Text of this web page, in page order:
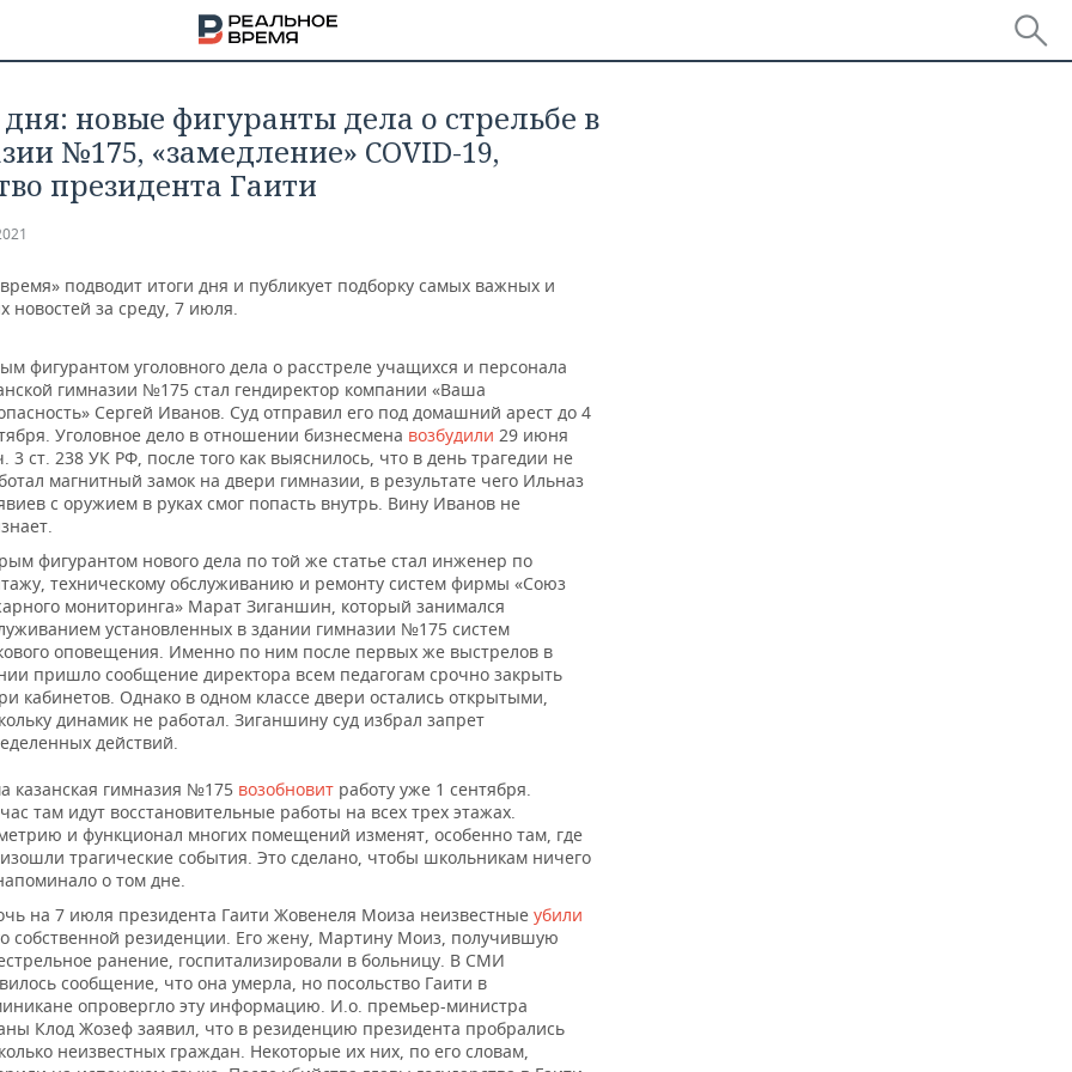
новые фигуранты дела о стрельбе в
№175, «замедление» СOVID-19,
президента Гаити
подводит итоги дня и публикует подборку самых важных и
новостей за среду, 7 июля.
фигурантом уголовного дела о расстреле учащихся и персонала
гимназии №175 стал гендиректор компании «Ваша
Сергей Иванов. Суд отправил его под домашний арест до 4
Уголовное дело в отношении бизнесмена возбудили 29 июня
3 ст. 238 УК РФ, после того как выяснилось, что в день трагедии не
магнитный замок на двери гимназии, в результате чего Ильназ
с оружием в руках смог попасть внутрь. Вину Иванов не
фигурантом нового дела по той же статье стал инженер по
техническому обслуживанию и ремонту систем фирмы «Союз
мониторинга» Марат Зиганшин, который занимался
установленных в здании гимназии №175 систем
оповещения. Именно по ним после первых же выстрелов в
пришло сообщение директора всем педагогам срочно закрыть
кабинетов. Однако в одном классе двери остались открытыми,
динамик не работал. Зиганшину суд избрал запрет
действий.
казанская гимназия №175 возобновит работу уже 1 сентября.
там идут восстановительные работы на всех трех этажах.
и функционал многих помещений изменят, особенно там, где
трагические события. Это сделано, чтобы школьникам ничего
о том дне.
на 7 июля президента Гаити Жовенеля Моиза неизвестные убили
собственной резиденции. Его жену, Мартину Моиз, получившую
ранение, госпитализировали в больницу. В СМИ
сообщение, что она умерла, но посольство Гаити в
опровергло эту информацию. И.о. премьер-министра
Клод Жозеф заявил, что в резиденцию президента пробрались
неизвестных граждан. Некоторые их них, по его словам,